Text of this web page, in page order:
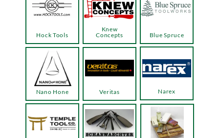
Hock Tools
Knew
Concepts
Blue Spruce
Narex
Veritas
Nano Hone